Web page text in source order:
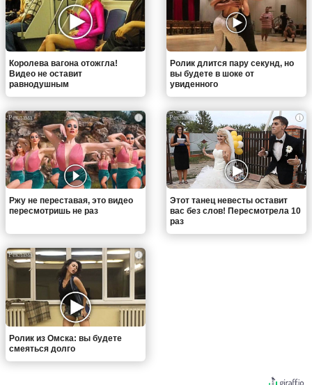
Королева вагона отожгла!
Видео не оставит
равнодушным
Ролик длится пару секунд, но
вы будете в шоке от
увиденного
i
Ржу не переставая, это видео
пересмотришь не раз
i
Этот танец невесты оставит
вас без слов! Пересмотрела 10
раз
i
Ролик из Омска: вы будете
смеяться долго